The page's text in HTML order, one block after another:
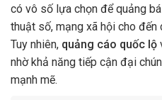
có vô số lựa chọn để quảng
thuật số, mạng xã hội cho đến
Tuy nhiên, quảng cáo quốc lộ
nhờ khả năng tiếp cận đại
mạnh mẽ.